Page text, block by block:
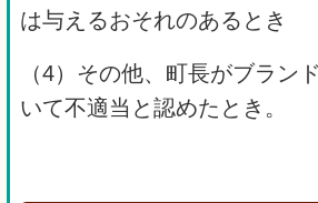
は与えるおそれのあるとき
（4）その他、町長がブラン
いて不適当と認めたとき。